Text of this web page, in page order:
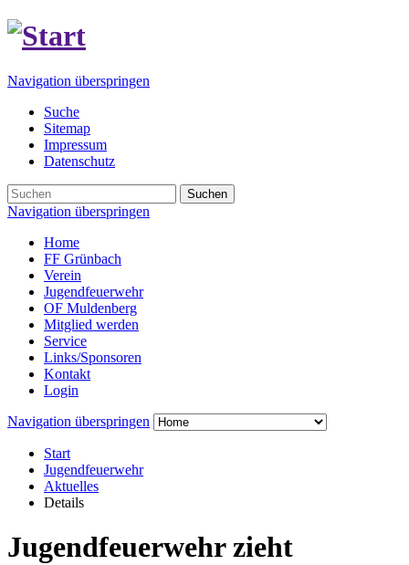
Navigation überspringen
Suche
Sitemap
Impressum
Datenschutz
Suchen
Navigation überspringen
Home
FF Grünbach
Verein
Jugendfeuerwehr
OF Muldenberg
Mitglied werden
Service
Links/Sponsoren
Kontakt
Login
Navigation überspringen
Start
Jugendfeuerwehr
Aktuelles
Details
Jugendfeuerwehr zieht